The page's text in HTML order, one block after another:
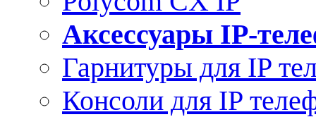
Аксессуары IP-
Гарнитуры для IP
Консоли для IP